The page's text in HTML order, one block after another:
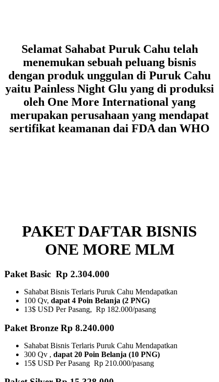
Selamat Sahabat Puruk Cahu telah
menemukan sebuah peluang bisnis
dengan produk unggulan di Puruk Cahu
yaitu Painless Night Glu yang di produksi
oleh One More International yang
merupakan perusahaan yang mendapat
sertifikat keamanan dai FDA dan WHO
PAKET DAFTAR BISNIS
ONE MORE MLM
Paket Basic Rp 2.304.000
Sahabat Bisnis Terlaris Puruk Cahu Mendapatkan
100 Qv, dapat 4 Poin Belanja (2 PNG)
13$ USD Per Pasang, Rp 182.000/pasang
Paket Bronze Rp 8.240.000
Sahabat Bisnis Terlaris Puruk Cahu Mendapatkan
300 Qv , dapat 20 Poin Belanja (10 PNG)​
15$ USD Per Pasang Rp 210.000/pasang